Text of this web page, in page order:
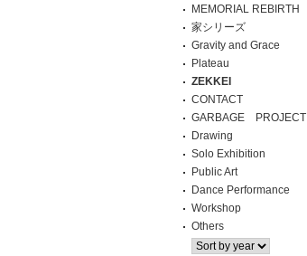
MEMORIAL REBIRTH
家シリーズ
Gravity and Grace
Plateau
ZEKKEI
CONTACT
GARBAGE PROJECT
Drawing
Solo Exhibition
Public Art
Dance Performance
Workshop
Others